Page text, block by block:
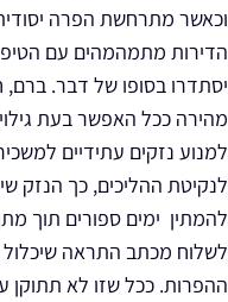
וכאשר מתרחשת הפרה
הדירות מתמהמהים עם
יסתדרו בסופו של דבר.
מהירה ככל האפשר בעת
למנוע נזקים עתידיים
לנקיטת ההליכים, כך הנזק
להמתין ימים ספורים תוך
לשלוח מכתב התראה שיכלול
ההפרות. ככל שזו לא תתוקן